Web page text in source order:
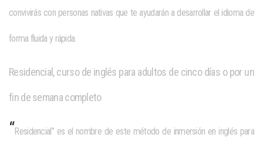
convivirás con personas nativas que te ayudarán a desarrollar el idioma de
forma fluida y rápida.
Residencial, curso de inglés para adultos de cinco días o por un
fin de semana completo
“Residencial” es el nombre de este método de inmersión en inglés para